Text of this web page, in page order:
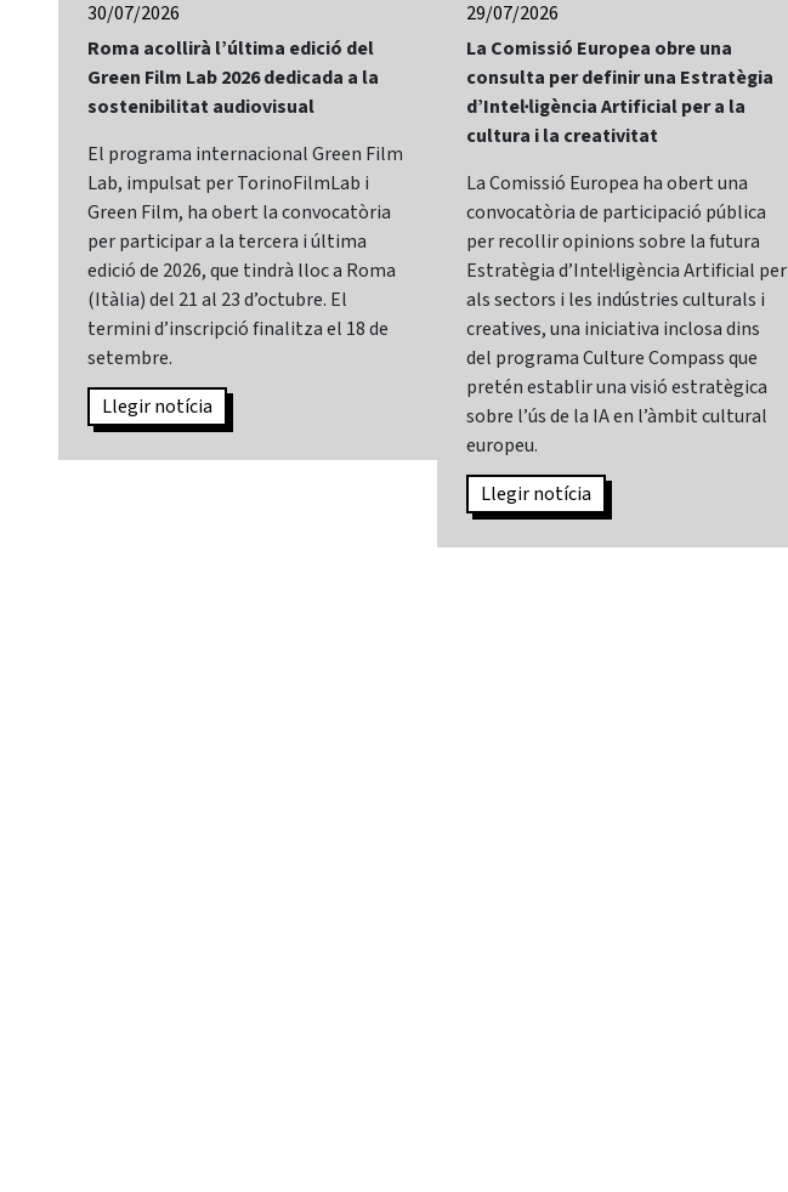
30/07/2026
Roma acollirà l’última edició del
Green Film Lab 2026 dedicada a la
sostenibilitat audiovisual
El programa internacional Green Film
Lab, impulsat per TorinoFilmLab i
Green Film, ha obert la convocatòria
per participar a la tercera i última
edició de 2026, que tindrà lloc a Roma
(Itàlia) del 21 al 23 d’octubre. El
termini d’inscripció finalitza el 18 de
setembre.
Llegir notícia
29/07/2026
La Comissió Europea obre una
consulta per definir una Estratègia
d’Intel·ligència Artificial per a la
cultura i la creativitat
La Comissió Europea ha obert una
convocatòria de participació pública
per recollir opinions sobre la futura
Estratègia d’Intel·ligència Artificial per
als sectors i les indústries culturals i
creatives, una iniciativa inclosa dins
del programa Culture Compass que
pretén establir una visió estratègica
sobre l’ús de la IA en l’àmbit cultural
europeu.
Llegir notícia